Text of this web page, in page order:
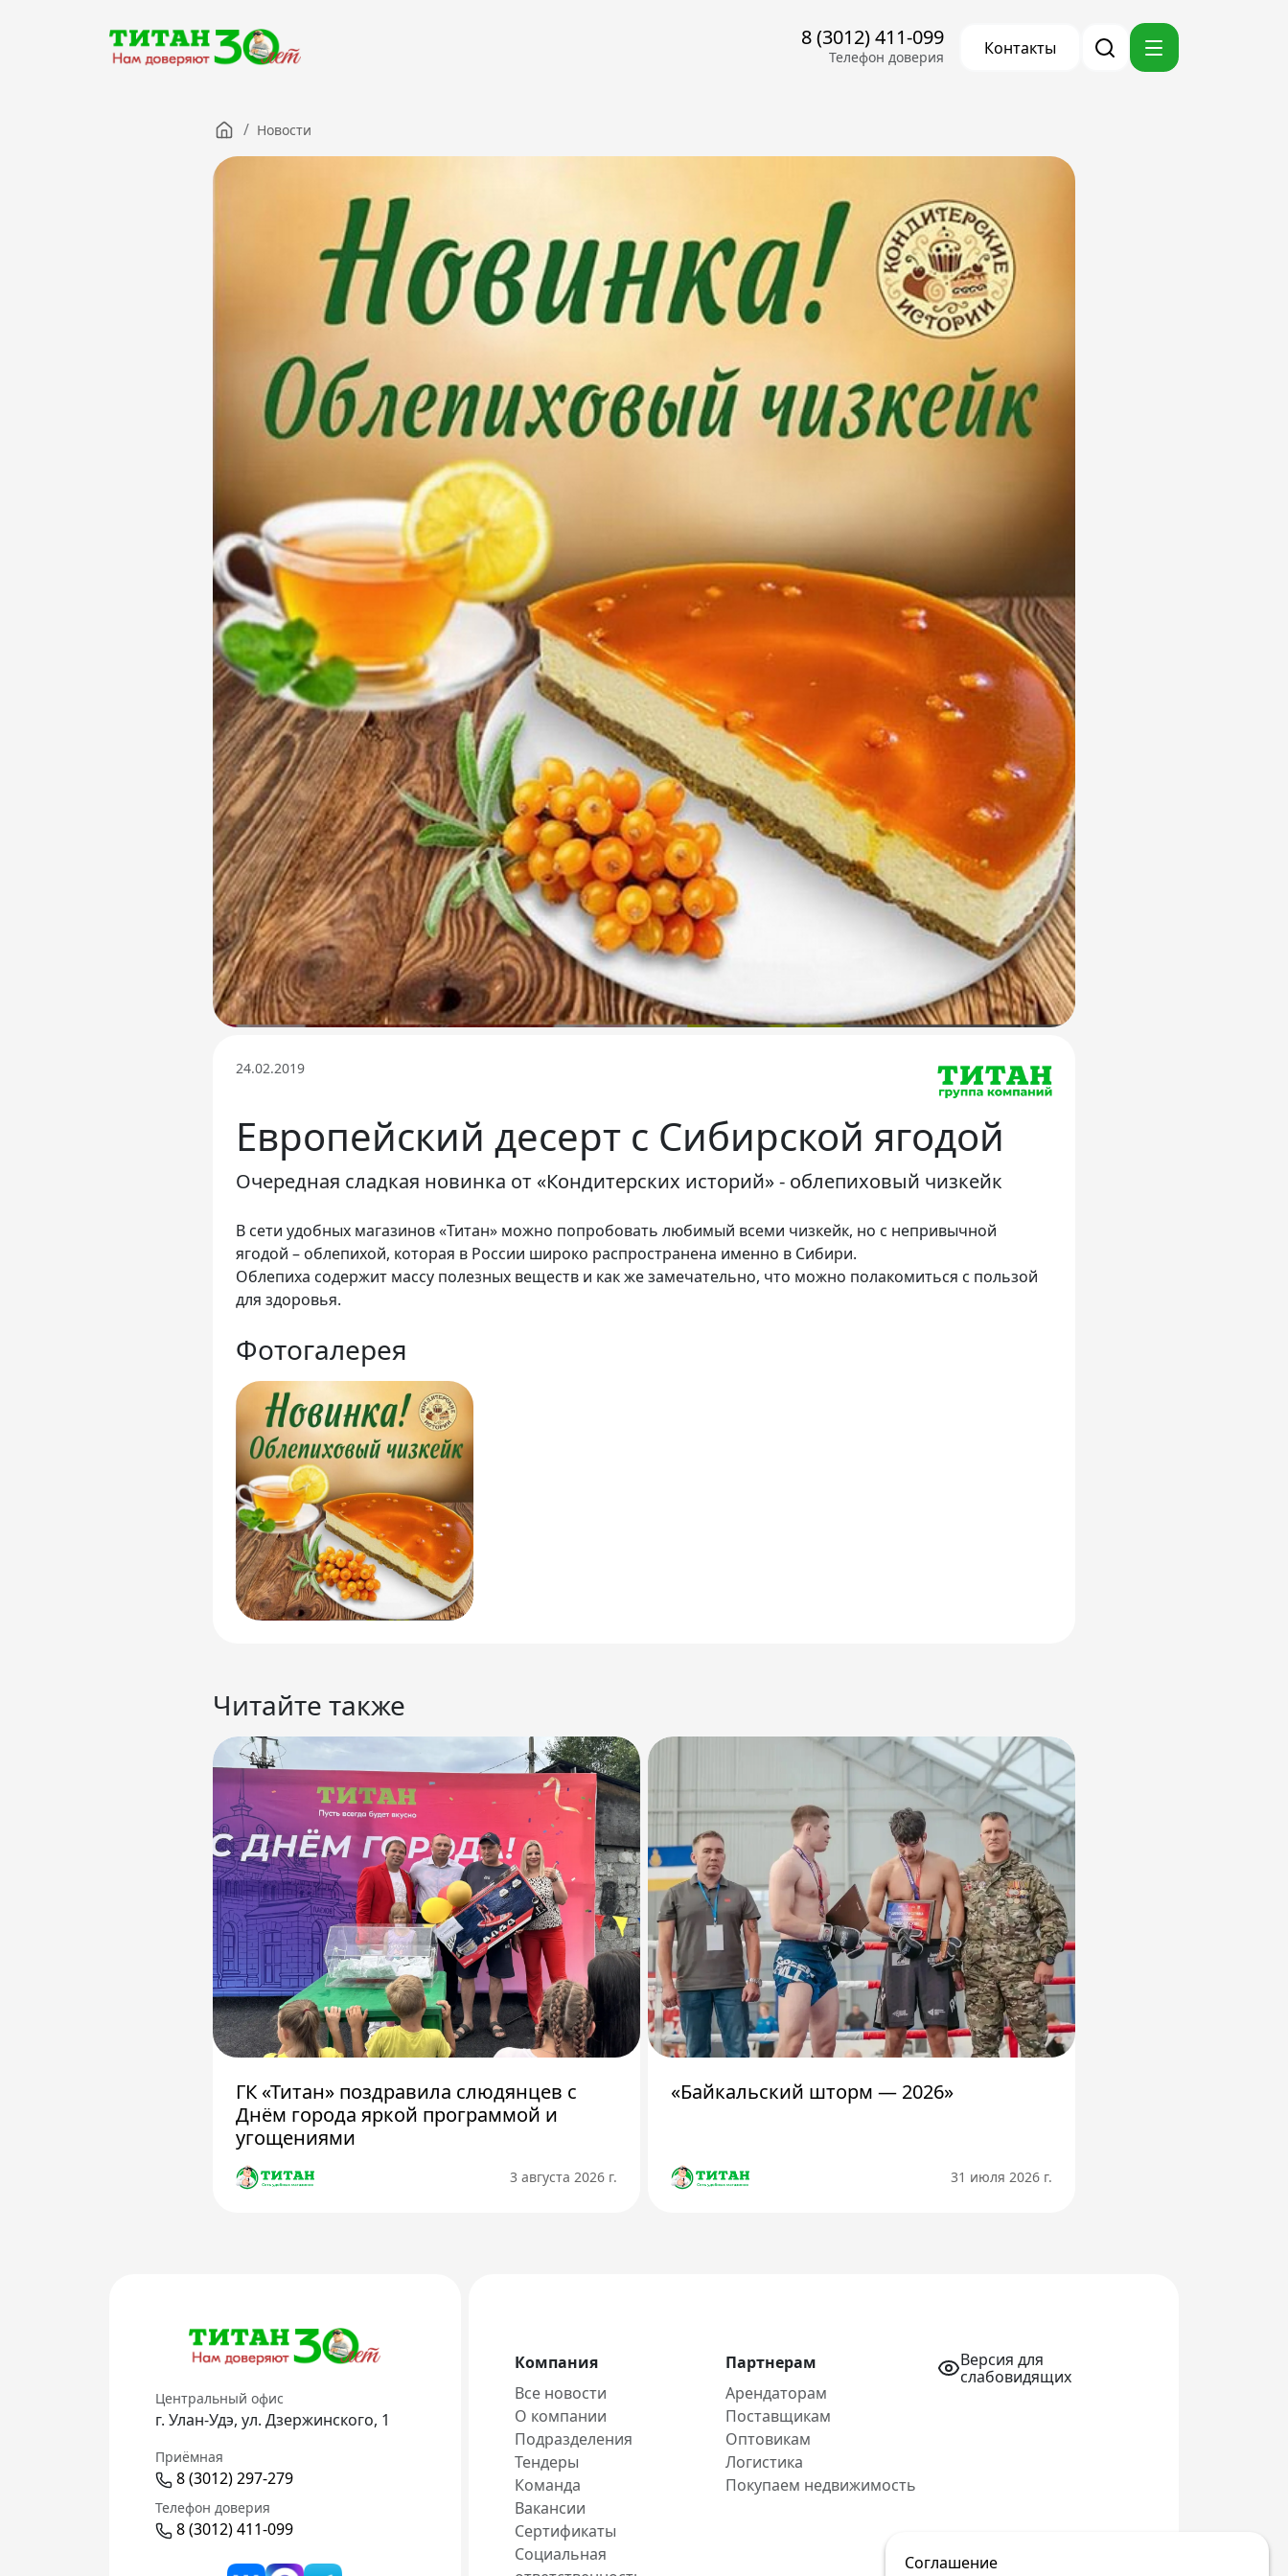
8 (3012) 411-099
Телефон доверия Контакты
/ Новости
24.02.2019
Европейский десерт с Сибирской ягодой
Очередная сладкая новинка от «Кондитерских историй» - облепиховый чизкейк
В сети удобных магазинов «Титан» можно попробовать любимый всеми чизкейк, но с непривычной
ягодой – облепихой, которая в России широко распространена именно в Сибири.
Облепиха содержит массу полезных веществ и как же замечательно, что можно полакомиться с пользой
для здоровья.
Фотогалерея
Читайте также
ГК «Титан» поздравила слюдянцев с
Днём города яркой программой и
угощениями
3 августа 2026 г.
«Байкальский шторм — 2026»
31 июля 2026 г.
Соглашение
Центральный офис
г. Улан-Удэ, ул. Дзержинского, 1
Приёмная
8 (3012) 297-279
Телефон доверия
8 (3012) 411-099
Компания
Все новости
О компании
Подразделения
Тендеры
Команда
Вакансии
Сертификаты
Социальная
Партнерам
Арендаторам
Поставщикам
Оптовикам
Логистика
Покупаем недвижимость
Версия для
слабовидящих